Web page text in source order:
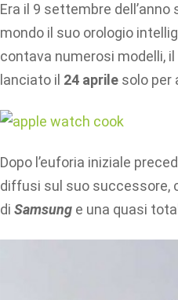
Era il 9 settembre
mondo il suo orologio
contava numerosi modelli,
lanciato il 24 aprile solo per
Dopo l’euforia iniziale
diffusi sul suo successore,
di Samsung e una quasi